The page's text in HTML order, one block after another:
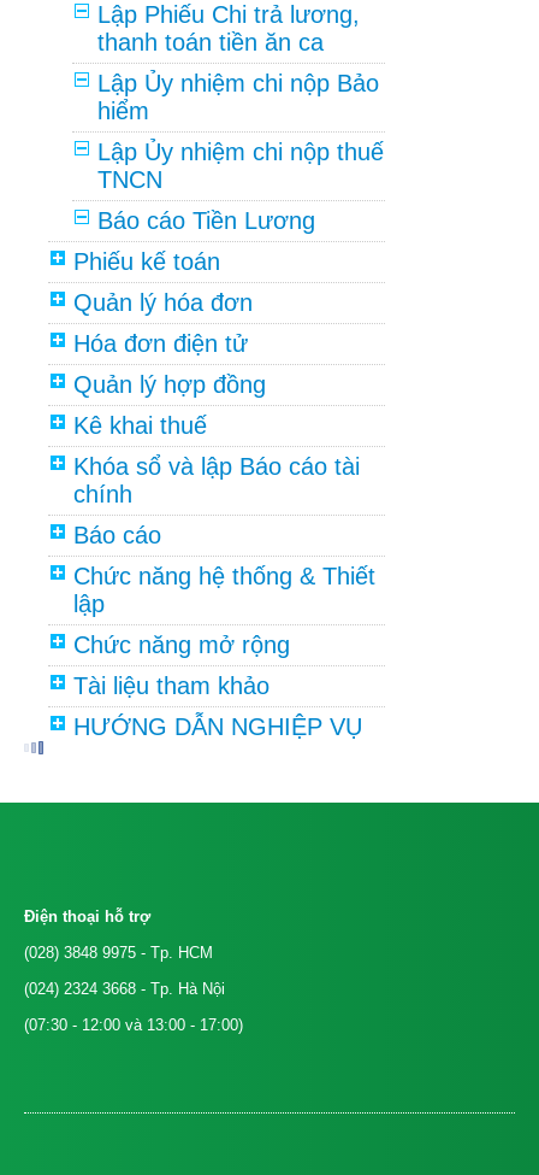
Lập Phiếu Chi trả lương,
thanh toán tiền ăn ca
Lập Ủy nhiệm chi nộp Bảo
hiểm
Lập Ủy nhiệm chi nộp thuế
TNCN
Báo cáo Tiền Lương
Phiếu kế toán
Quản lý hóa đơn
Hóa đơn điện tử
Quản lý hợp đồng
Kê khai thuế
Khóa sổ và lập Báo cáo tài
chính
Báo cáo
Chức năng hệ thống & Thiết
lập
Chức năng mở rộng
Tài liệu tham khảo
HƯỚNG DẪN NGHIỆP VỤ
Điện thoại hỗ trợ
(028) 3848 9975 - Tp. HCM
(024) 2324 3668 - Tp. Hà Nội
(07:30 - 12:00 và 13:00 - 17:00)